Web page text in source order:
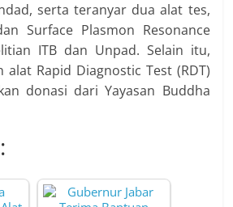
serta teranyar dua alat tes,
Surface Plasmon Resonance
ITB dan Unpad. Selain itu,
Rapid Diagnostic Test (RDT)
donasi dari Yayasan Buddha